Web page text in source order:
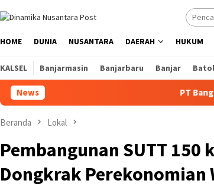
HOME DUNIA NUSANTARA DAERAH HUKUM
KALSEL Banjarmasin Banjarbaru Banjar
News PT Bangun
Beranda Lokal
Pembangunan SUTT 150
Dongkrak Perekonomian